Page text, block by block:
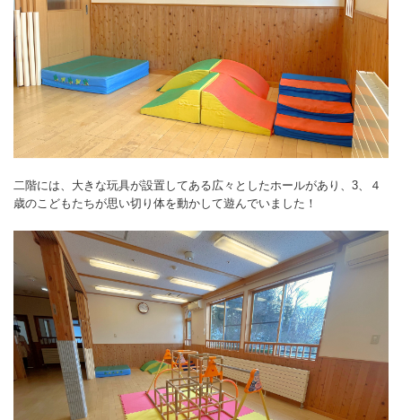
二階には、大きな玩具が設置してある広々としたホールがあり、3、４
歳のこどもたちが思い切り体を動かして遊んでいました！